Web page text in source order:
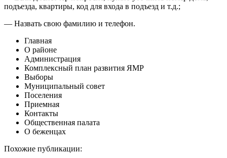
подъезда, квартиры, код для входа в подъезд и т.д.;
— Назвать свою фамилию и телефон.
Главная
О районе
Администрация
Комплексный план развития ЯМР
Выборы
Муниципальный совет
Поселения
Приемная
Контакты
Общественная палата
О беженцах
Похожие публикации: